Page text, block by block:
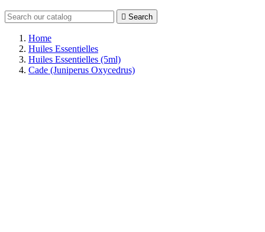
 Search
Home
Huiles Essentielles
Huiles Essentielles (5ml)
Cade (Juniperus Oxycedrus)